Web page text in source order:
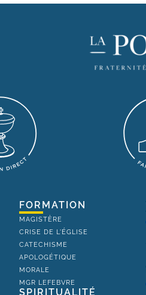
FORMATION
MAGISTÈRE
CRISE DE L'ÉGLISE
CATECHISME
APOLOGÉTIQUE
MORALE
MGR LEFEBVRE
SPIRITUALITÉ